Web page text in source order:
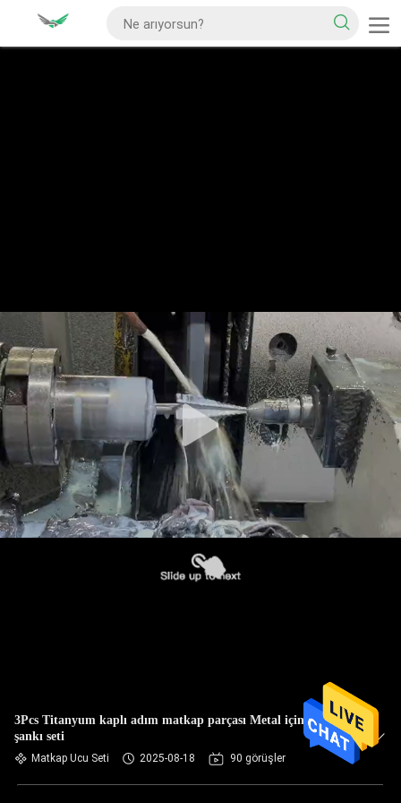
3Pcs Titanyum kaplı adım matkap parçası Metal için hex
şankı seti
Matkap Ucu Seti 2025-08-18 90 görüşler